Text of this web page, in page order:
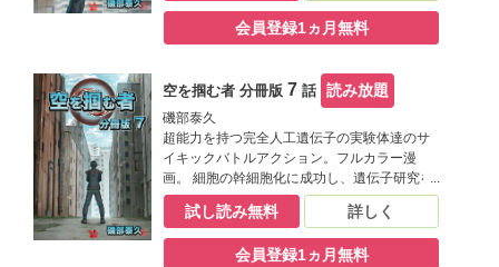
力を高める事ができ、ついには超能力を持つ
遺伝子まで開発した。十曜化学製薬の研究は
目指すものとなりつつある。 十曜化学製薬に
造られた完全人工遺伝子の実験体で超能力を
持つ青年クロウ。彼はある日、もう一人の自
分の存在を感じようになる。
会員登録1ヵ月無料
空を掴む者 分冊版7話 読み放題
磯部泰久
超能力を持つ完全人工遺伝子の実験体達のサ
イキックバトルアクション。フルカラー漫
画。 細胞の幹細胞化に成功し、遺伝子研究を
飛躍的に進めた十曜化学製薬。遺伝子の解明
によって知能、運動能力、共感性等、人の能
力を高める事ができ、ついには超能力を持つ
遺伝子まで開発した。十曜化学製薬の研究は
試し読み無料 詳しく
会員登録1ヵ月無料